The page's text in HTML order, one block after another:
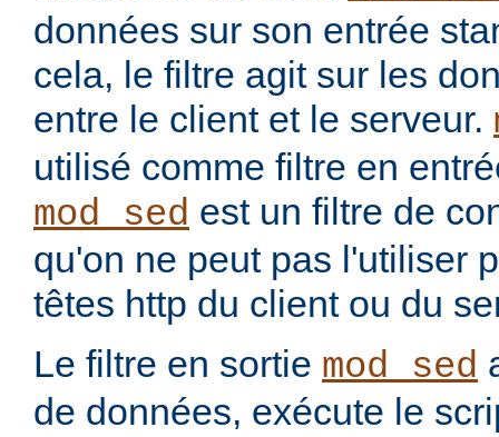
données sur son entrée
cela, le filtre agit sur les
entre le client et le serveur.
utilisé comme filtre en
mod_sed est un filtre de
qu'on ne peut pas l'utiliser
têtes http du client ou du
Le filtre en sortie mod_sed
de données, exécute le